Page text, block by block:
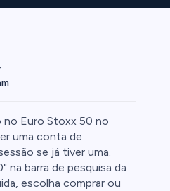
no Euro Stoxx 50 no
uma conta de
se já tiver uma.
na barra de pesquisa da
escolha comprar ou